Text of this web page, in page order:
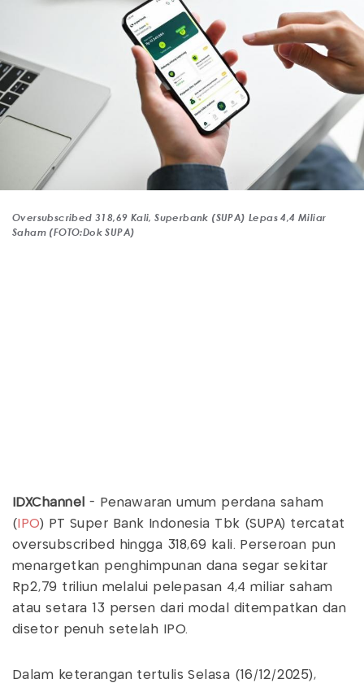
Oversubscribed 318,69 Kali, Superbank (SUPA) Lepas 4,4 Miliar
Saham (FOTO:Dok SUPA)
IDXChannel
- Penawaran umum perdana saham
( IPO) PT Super Bank Indonesia Tbk (SUPA) tercatat
oversubscribed hingga 318,69 kali. Perseroan pun
menargetkan penghimpunan dana segar sekitar
Rp2,79 triliun melalui pelepasan 4,4 miliar saham
atau setara 13 persen dari modal ditempatkan dan
disetor penuh setelah IPO.
Dalam keterangan tertulis Selasa (16/12/2025),